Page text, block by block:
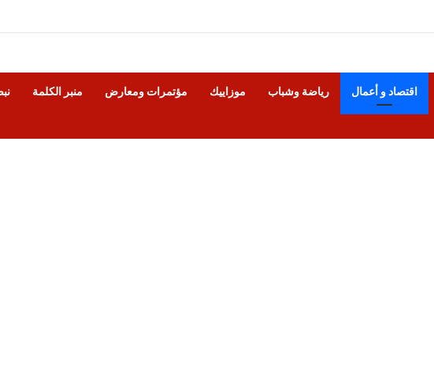
اقتصاد و أعمال رياضة وشباب موزاييك مؤتمرات ومعارض منبر الكلمة